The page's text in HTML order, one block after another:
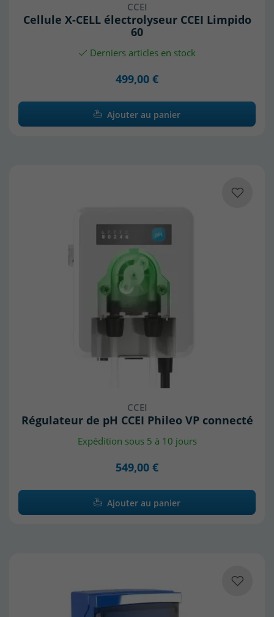
CCEI
Cellule X-CELL électrolyseur CCEI Limpido
60
Derniers articles en stock
499,00 €
Ajouter au panier
CCEI
Régulateur de pH CCEI Phileo VP connecté
Expédition sous 5 à 10 jours
549,00 €
Ajouter au panier